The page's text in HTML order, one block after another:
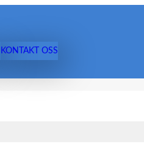
KONTAKT OSS